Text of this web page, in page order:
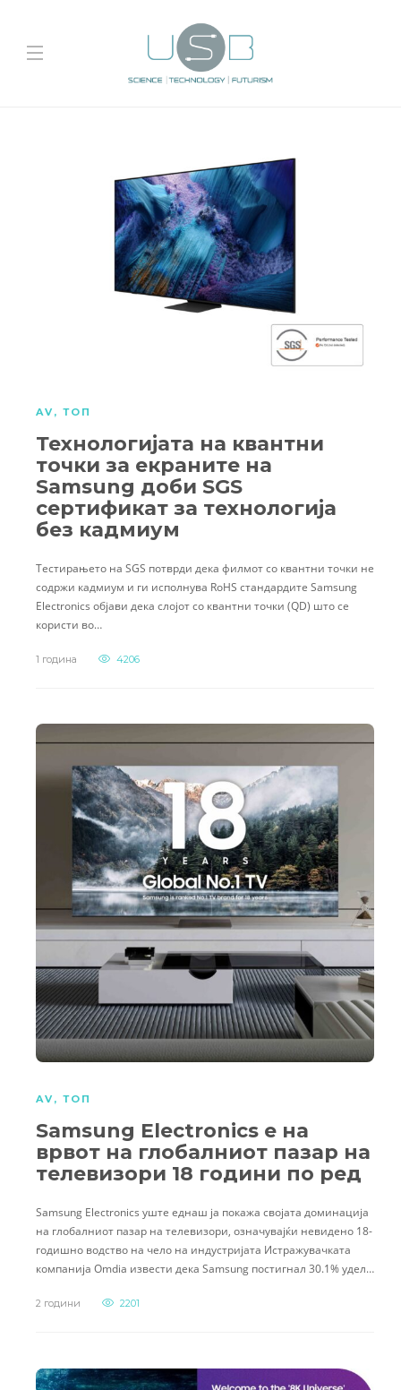
AV , ТОП
Технологијата на квантни
точки за екраните на
Samsung доби SGS
сертификат за технологија
без кадмиум
Тестирањето на SGS потврди дека филмот со квантни точки не
содржи кадмиум и ги исполнува RoHS стандардите Samsung
Electronics објави дека слојот со квантни точки (QD) што се
користи во…
1 година 4206
AV , ТОП
Samsung Electronics е на
врвот на глобалниот пазар на
телевизори 18 години по ред
Samsung Electronics уште еднаш ја покажа својата доминација
на глобалниот пазар на телевизори, означувајќи невидено 18-
годишно водство на чело на индустријата Истражувачката
компанија Omdia извести дека Samsung постигнал 30.1% удел…
2 години 2201